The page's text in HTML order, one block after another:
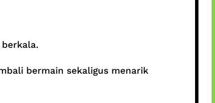
bermain sekaligus menarik